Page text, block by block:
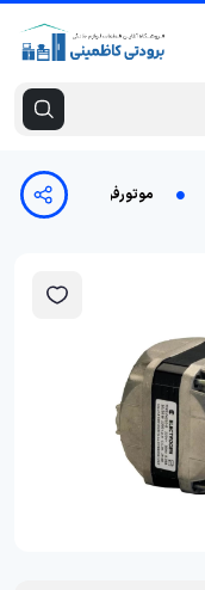
موتورفن 16 وات الکتروژن